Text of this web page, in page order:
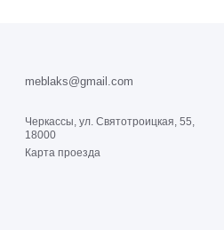
meblaks@gmail.com
Черкассы, ул. Святотроицкая, 55,
18000
Карта проезда